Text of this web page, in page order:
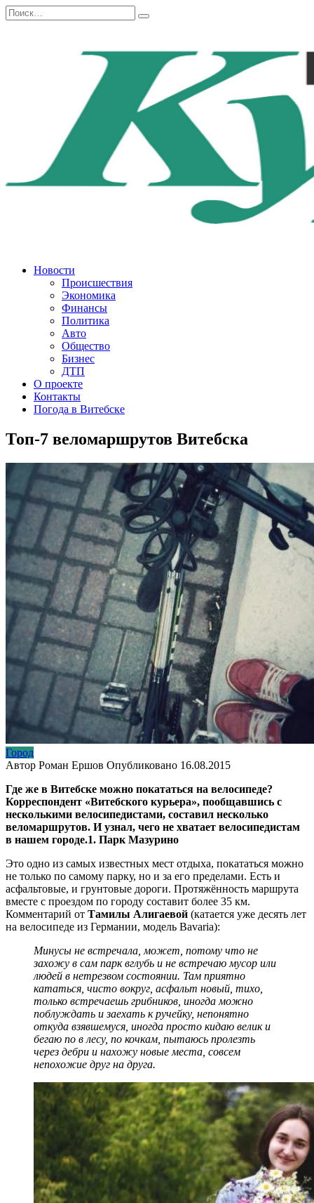
Перейти
к
Search
for:
Новости
Происшествия
Экономика
Финансы
Политика
Авто
Общество
Бизнес
ДТП
О проекте
Контакты
Погода в Витебске
Топ-7 веломаршрутов Витебска
Город
Автор Роман Ершов Опубликовано 16.08.2015
Где же в Витебске можно покататься на велосипеде?
Корреспондент «Витебского курьера», пообщавшись с
несколькими велосипедистами, составил несколько
веломаршрутов. И узнал, чего не хватает велосипедистам
в нашем городе.1. Парк Мазурино
Это одно из самых известных мест отдыха, покататься можно
не только по самому парку, но и за его пределами. Есть и
асфальтовые, и грунтовые дороги. Протяжённость маршрута
вместе с проездом по городу составит более 35 км.
Комментарий от Тамилы Алигаевой (катается уже десять лет
на велосипеде из Германии, модель Bavaria):
Минусы не встречала, может, потому что не
захожу в сам парк вглубь и не встречаю мусор или
людей в нетрезвом состоянии. Там приятно
кататься, чисто вокруг, асфальт новый, тихо,
только встречаешь грибников, иногда можно
поблуждать и заехать к ручейку, непонятно
откуда взявшемуся, иногда просто кидаю велик и
бегаю по в лесу, по кочкам, пытаюсь пролезть
через дебри и нахожу новые места, совсем
непохожие друг на друга.